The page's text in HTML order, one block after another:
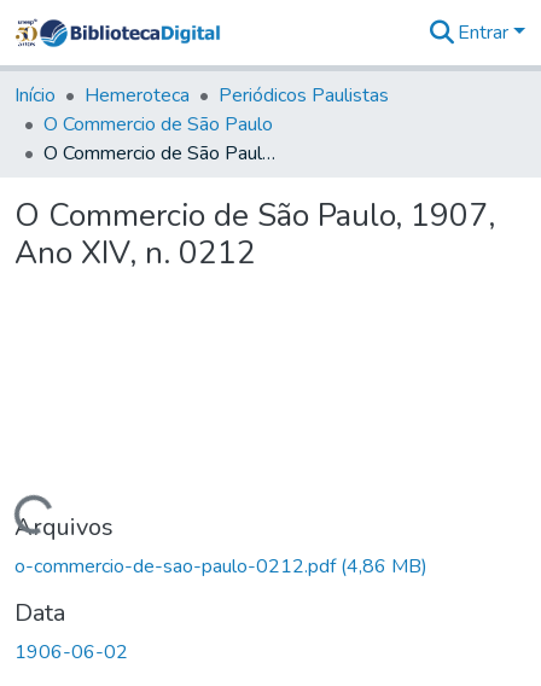
&
Coleções
Tudo na
Biblioteca
Estatísticas
Entrar
Início Hemeroteca
Periódicos Paulistas
O Commercio de São Paulo
O Commercio de São Paulo, 1907, Ano XIV, n. 0212
O Commercio de São Paulo, 1907,
Ano XIV, n. 0212
Carregando...
Arquivos
o-commercio-de-sao-paulo-0212.pdf(4,86 MB)
Data
1906-06-02